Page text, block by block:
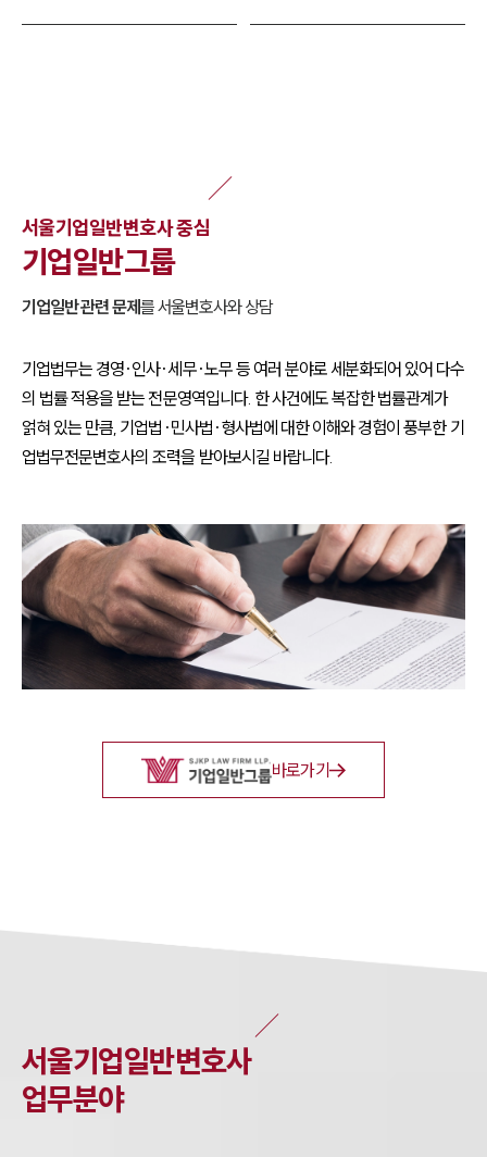
서울기업일반변호사 중심
기업일반그룹
기업일반관련 문제를서울변호사와 상담
기업법무는 경영·인사·세무·노무 등 여러 분야로 세분화되어 있어 다수
의 법률 적용을 받는 전문영역입니다. 한 사건에도 복잡한 법률관계가
얽혀 있는 만큼, 기업법·민사법·형사법에 대한 이해와 경험이 풍부한 기
업법무전문변호사의 조력을 받아보시길 바랍니다.
바로가기
서울기업일반변호사
업무분야